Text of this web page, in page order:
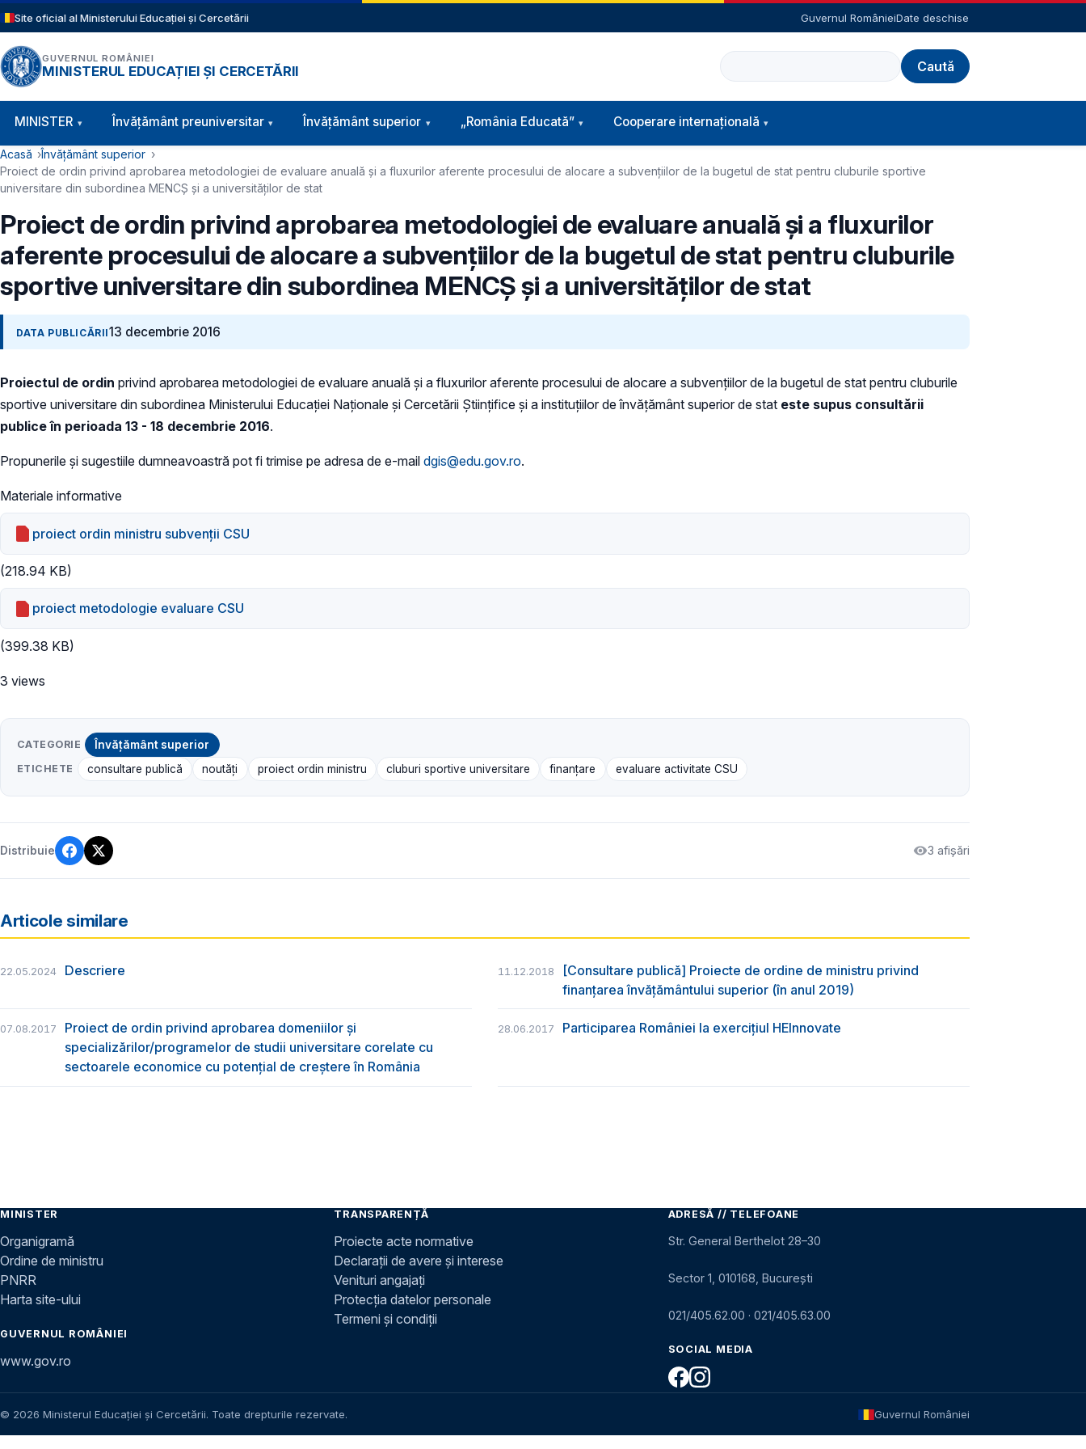
Sari la conținutul principal
Site oficial al Ministerului Educației și Cercetării Guvernul RomânieiDate deschise
GUVERNUL ROMÂNIEI
MINISTERUL EDUCAȚIEI ȘI CERCETĂRII
Caută
Navigație principală
MINISTER Învăţământ preuniversitar Învățământ superior „România Educată” Cooperare internațională
Cale de navigare
Acasă
Învățământ superior
Proiect de ordin privind aprobarea metodologiei de evaluare anuală și a fluxurilor aferente procesului de alocare a subvențiilor de la bugetul de stat pentru cluburile sportive
universitare din subordinea MENCȘ și a universităților de stat
Proiect de ordin privind aprobarea metodologiei de evaluare anuală și a fluxurilor
aferente procesului de alocare a subvențiilor de la bugetul de stat pentru cluburile
sportive universitare din subordinea MENCȘ și a universităților de stat
DATA PUBLICĂRII13 decembrie 2016
Proiectul de ordin privind aprobarea metodologiei de evaluare anuală și a fluxurilor aferente procesului de alocare a subvențiilor de la bugetul de stat pentru cluburile
sportive universitare din subordinea Ministerului Educației Naționale și Cercetării Științifice și a instituțiilor de învățământ superior de stat este supus consultării
publice în perioada 13 - 18 decembrie 2016.
Propunerile și sugestiile dumneavoastră pot fi trimise pe adresa de e-mail dgis@edu.gov.ro.
Materiale informative
proiect ordin ministru subvenții CSU
(218.94 KB)
proiect metodologie evaluare CSU
(399.38 KB)
3 views
CATEGORIE Învățământ superior
ETICHETE consultare publică noutăți proiect ordin ministru cluburi sportive universitare finanțare evaluare activitate CSU
Distribuie 3 afișări
Articole similare
22.05.2024 Descriere 11.12.2018
[Consultare publică] Proiecte de ordine de ministru privind
finanțarea învățământului superior (în anul 2019)
07.08.2017
Proiect de ordin privind aprobarea domeniilor și
specializărilor/programelor de studii universitare corelate cu
sectoarele economice cu potențial de creștere în România
28.06.2017 Participarea României la exercițiul HEInnovate
MINISTER
Organigramă
Ordine de ministru
PNRR
Harta site-ului
GUVERNUL ROMÂNIEI
www.gov.ro
TRANSPARENȚĂ
Proiecte acte normative
Declarații de avere și interese
Venituri angajați
Protecția datelor personale
Termeni și condiții
ADRESĂ // TELEFOANE
Str. General Berthelot 28–30
Sector 1, 010168, București
021/405.62.00 · 021/405.63.00
SOCIAL MEDIA
© 2026 Ministerul Educației și Cercetării. Toate drepturile rezervate. Guvernul României